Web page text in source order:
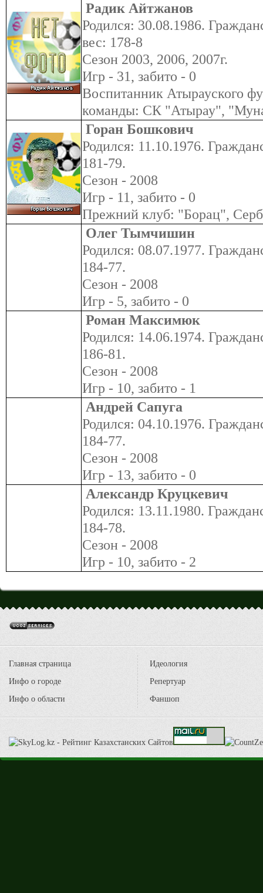
Радик Айтжанов
Родился: 30.08.1986.
вес: 178-8
Сезон 2003, 2006, 2007г.
Игр - 31, забито - 0
Воспитанник Атырауского
команды: СК "Атырау",
Горан Бошкович
Родился: 11.10.1976.
181-79.
Сезон - 2008
Игр - 11, забито - 0
Прежний клуб: "Борац",
Олег Тымчишин
Родился: 08.07.1977.
184-77.
Сезон - 2008
Игр - 5, забито - 0
Роман Максимюк
Родился: 14.06.1974.
186-81.
Сезон - 2008
Игр - 10, забито - 1
Андрей Сапуга
Родился: 04.10.1976.
184-77.
Сезон - 2008
Игр - 13, забито - 0
Александр Круцкевич
Родился: 13.11.1980.
184-78.
Сезон - 2008
Игр - 10, забито - 2
Главная страница
Инфо о городе
Инфо о области
Идеология
Репертуар
Фаншоп